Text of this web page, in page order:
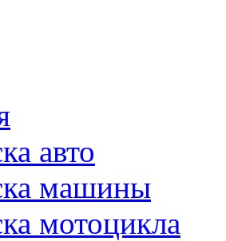
авто
машины
мотоцикла